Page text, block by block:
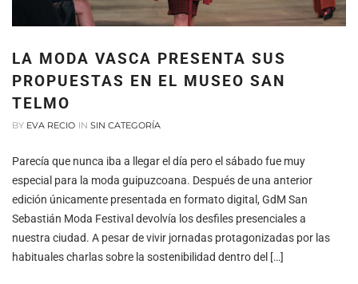
LA MODA VASCA PRESENTA SUS
PROPUESTAS EN EL MUSEO SAN
TELMO
BY EVA RECIO IN SIN CATEGORÍA
Parecía que nunca iba a llegar el día pero el sábado fue muy
especial para la moda guipuzcoana. Después de una anterior
edición únicamente presentada en formato digital, GdM San
Sebastián Moda Festival devolvía los desfiles presenciales a
nuestra ciudad. A pesar de vivir jornadas protagonizadas por las
habituales charlas sobre la sostenibilidad dentro del […]